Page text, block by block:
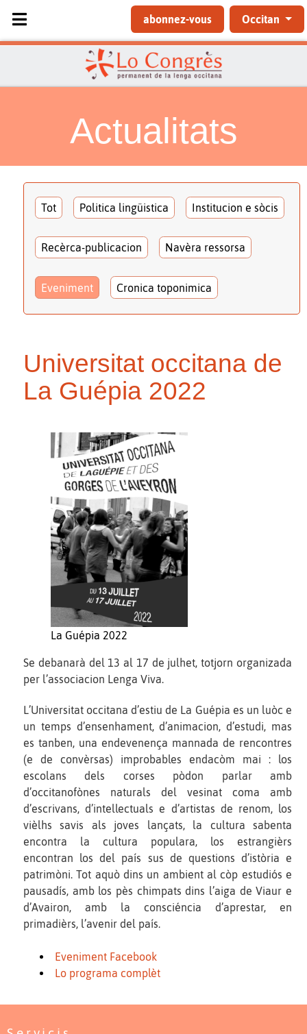
Sélectionnez votre langue
abonnez-vous Occitan
Actualitats
Tot Politica lingüistica Institucion e sòcis
Recèrca-publicacion Navèra ressorsa
Eveniment Cronica toponimica
Universitat occitana de
La Guépia 2022
La Guépia 2022
Se debanarà del 13 al 17 de julhet, totjorn organizada
per l’associacion Lenga Viva.
L’Universitat occitana d’estiu de La Guépia es un luòc e
un temps d’ensenhament, d’animacion, d’estudi, mas
es tanben, una endevenença mannada de rencontres
(e de convèrsas) improbables endacòm mai : los
escolans dels corses pòdon parlar amb
d’occitanofònes naturals del vesinat coma amb
d’escrivans, d’intellectuals e d’artistas de renom, los
vièlhs savis als joves lançats, la cultura sabenta
encontra la cultura populara, los estrangièrs
encontran los del país sus de questions d’istòria e
patrimòni. Tot aquò dins un ambient al còp estudiós e
pausadís, amb los pès chimpats dins l’aiga de Viaur e
d’Avairon, amb la consciéncia d’aprestar, en
primadièrs, l’avenir del país.
Eveniment Facebook
Lo programa complèt